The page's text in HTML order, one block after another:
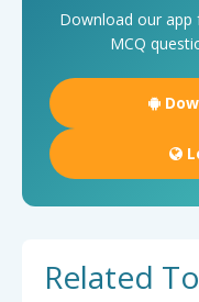
Download our app
MCQ
Related